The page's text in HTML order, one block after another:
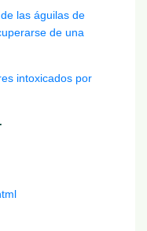
las águilas de
de una
intoxicados por